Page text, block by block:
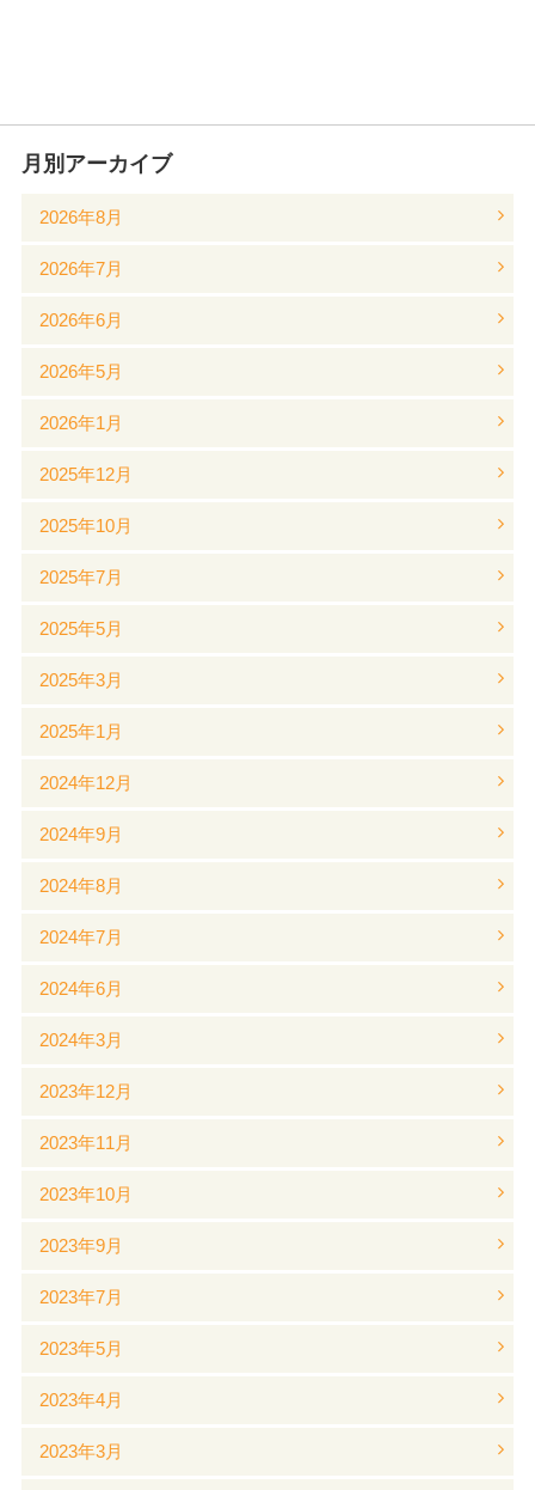
月別アーカイブ
2026年8月
2026年7月
2026年6月
2026年5月
2026年1月
2025年12月
2025年10月
2025年7月
2025年5月
2025年3月
2025年1月
2024年12月
2024年9月
2024年8月
2024年7月
2024年6月
2024年3月
2023年12月
2023年11月
2023年10月
2023年9月
2023年7月
2023年5月
2023年4月
2023年3月